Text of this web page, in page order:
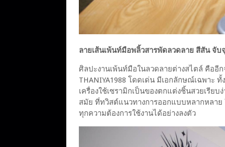
ลายเส้นเพ้นท์มือพลิ้วสารพัดลวดลาย สีสัน จั
ศิลปะงานเพ้นท์มือในลวดลายต่างสไตล์ คืออี
THANIYA1988 โดดเด่น มีเอกลักษณ์เฉพาะ
เครื่องใช้เซรามิกเป็นของตกแต่งชิ้นสวยเรีย
สมัย ที่ทวิสต์แนวทางการออกแบบหลากหลาย
ทุกความต้องการใช้งานได้อย่างลงตัว